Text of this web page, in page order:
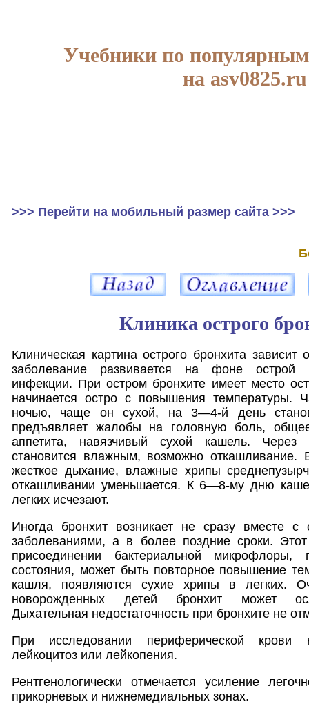
Учебники по
на asv0825.ru
>>> Перейти на мобильный размер сайта >>>
Клиника острого
Клиническая картина острого бронхита зависит
заболевание развивается на фоне острой
инфекции. При остром бронхите имеет место
начинается остро с повышения температуры.
ночью, чаще он сухой, на 3—4-й день
предъявляет жалобы на головную боль,
аппетита, навязчивый сухой кашель. Через
становится влажным, возможно откашливание.
жесткое дыхание, влажные хрипы
откашливании уменьшается. К 6—8-му дню
легких исчезают.
Иногда бронхит возникает не сразу вместе с
заболеваниями, а в более поздние сроки.
присоединении бактериальной микрофлоры,
состояния, может быть повторное повышение
кашля, появляются сухие хрипы в легких.
новорожденных детей бронхит может
Дыхательная недостаточность при бронхите не
При исследовании периферической крови
лейкоцитоз или лейкопения.
Рентгенологически отмечается усиление
прикорневых и нижнемедиальных зонах.